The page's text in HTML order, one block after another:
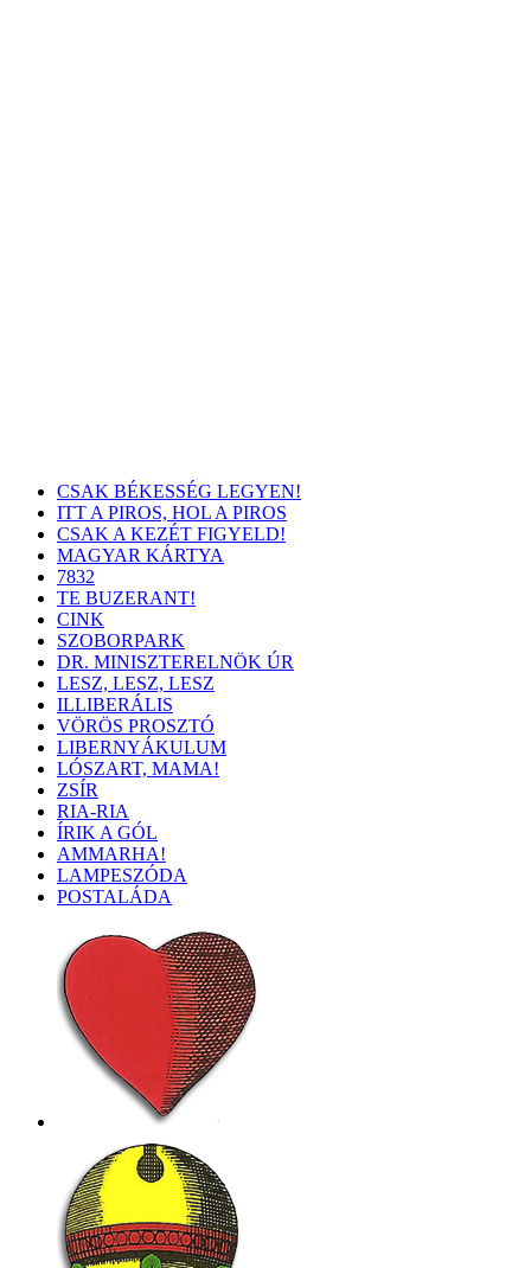
CSAK BÉKESSÉG LEGYEN!
ITT A PIROS, HOL A PIROS
CSAK A KEZÉT FIGYELD!
MAGYAR KÁRTYA
7832
TE BUZERANT!
CINK
SZOBORPARK
DR. MINISZTERELNÖK ÚR
LESZ, LESZ, LESZ
ILLIBERÁLIS
VÖRÖS PROSZTÓ
LIBERNYÁKULUM
LÓSZART, MAMA!
ZSÍR
RIA-RIA
ÍRIK A GÓL
AMMARHA!
LAMPESZÓDA
POSTALÁDA